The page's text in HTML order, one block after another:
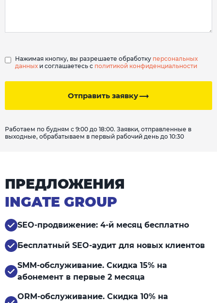
Отправить заявку
Нажимая кнопку, вы разрешаете обработку персональных
данных и соглашаетесь с политикой конфиденциальности
Работаем по будням с 9:00 до 18:00. Заявки, отправленные в
выходные, обрабатываем в первый рабочий день до 10:30
ПРЕДЛОЖЕНИЯ
INGATE GROUP
SEO-продвижение: 4-й месяц бесплатно
Бесплатный SEO-аудит для новых клиентов
SMM-обслуживание. Скидка 15% на
абонемент в первые 2 месяца
ORM-обслуживание. Скидка 10% на